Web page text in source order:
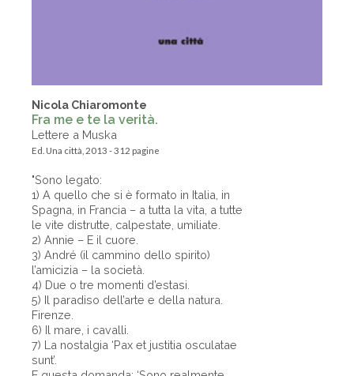
Nicola Chiaromonte
Fra me e te la verità.
Lettere a Muska
Ed. Una città, 2013 - 312 pagine
"Sono legato:
1) A quello che si è formato in Italia, in
Spagna, in Francia – a tutta la vita, a tutte
le vite distrutte, calpestate, umiliate.
2) Annie – E il cuore.
3) André (il cammino dello spirito)
l’amicizia – la società.
4) Due o tre momenti d’estasi.
5) Il paradiso dell’arte e della natura.
Firenze.
6) Il mare, i cavalli.
7) La nostalgia ‘Pax et justitia osculatae
sunt’.